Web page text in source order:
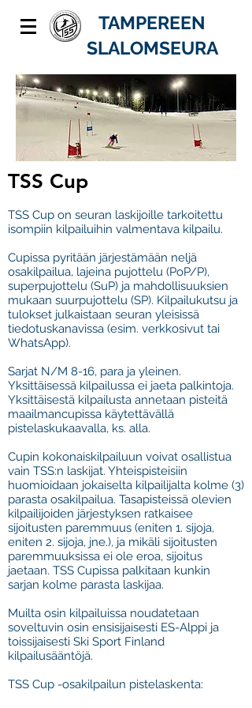
TAMPEREEN
SLALOMSEURA
TSS Cup
TSS Cup on seuran laskijoille tarkoitettu
isompiin kilpailuihin valmentava kilpailu.
Cupissa pyritään järjestämään neljä
osakilpailua, lajeina pujottelu (PoP/P),
superpujottelu (SuP) ja mahdollisuuksien
mukaan suurpujottelu (SP). Kilpailukutsu ja
tulokset julkaistaan seuran yleisissä
tiedotuskanavissa (esim. verkkosivut tai
WhatsApp).
Sarjat N/M 8-16, para ja yleinen.
Yksittäisessä kilpailussa ei jaeta palkintoja.
Yksittäisestä kilpailusta annetaan pisteitä
maailmancupissa käytettävällä
pistelaskukaavalla, ks. alla.
Cupin kokonaiskilpailuun voivat osallistua
vain TSS:n laskijat. Yhteispisteisiin
huomioidaan jokaiselta kilpailijalta kolme (3)
parasta osakilpailua. Tasapisteissä olevien
kilpailijoiden järjestyksen ratkaisee
sijoitusten paremmuus (eniten 1. sijoja,
eniten 2. sijoja, jne.), ja mikäli sijoitusten
paremmuuksissa ei ole eroa, sijoitus
jaetaan. TSS Cupissa palkitaan kunkin
sarjan kolme parasta laskijaa.
Muilta osin kilpailuissa noudatetaan
soveltuvin osin ensisijaisesti ES-Alppi ja
toissijaisesti Ski Sport Finland
kilpailusääntöjä.
TSS Cup -osakilpailun pistelaskenta: